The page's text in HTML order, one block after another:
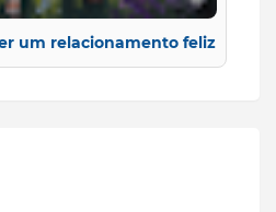
um relacionamento feliz